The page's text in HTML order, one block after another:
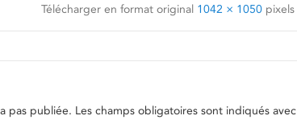
Télécharger en format original 1042 × 1050pixels
pas publiée. Les champs obligatoires sont indiqués avec